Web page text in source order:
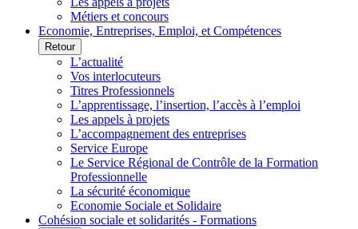
Métiers et concours
Economie, Entreprises, Emploi, et Compétences
Retour
L’actualité
Vos interlocuteurs
Titres Professionnels
L’apprentissage, l’insertion, l’accès à l’emploi
Les appels à projets
L’accompagnement des entreprises
Service Europe
Le Service Régional de Contrôle de la Formation
Professionnelle
La sécurité économique
Economie Sociale et Solidaire
Cohésion sociale et solidarités - Formations